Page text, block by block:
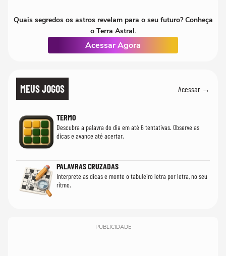
Quais segredos os astros revelam para o seu futuro? Conheça
o Terra Astral.
Acessar Agora
MEUS JOGOS Acessar →
TERMO
Descubra a palavra do dia em até 6 tentativas. Observe as
dicas e avance até acertar.
PALAVRAS CRUZADAS
Interprete as dicas e monte o tabuleiro letra por letra, no seu
ritmo.
PUBLICIDADE